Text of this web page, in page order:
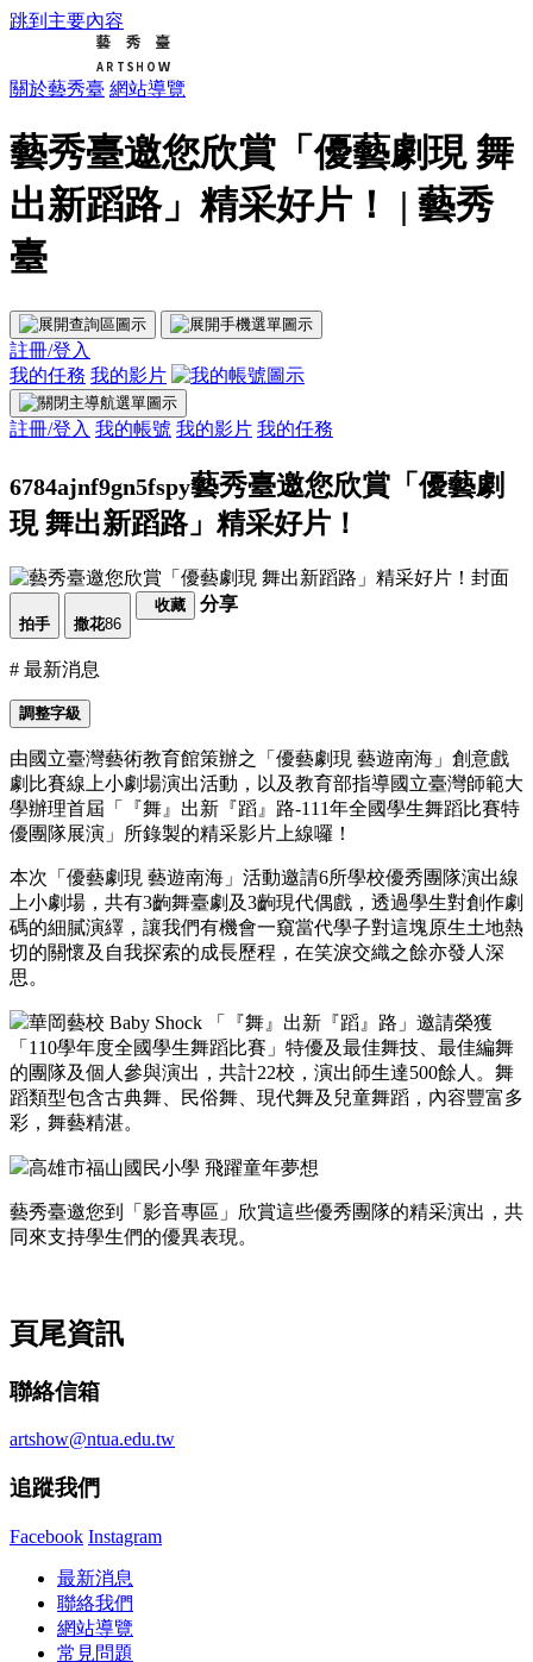
跳到主要內容
關於藝秀臺 網站導覽
藝秀臺邀您欣賞「優藝劇現 舞
出新蹈路」精采好片！ | 藝秀
臺
註冊/登入
我的任務 我的影片
註冊/登入 我的帳號 我的影片 我的任務
6784ajnf9gn5fspy藝秀臺邀您欣賞「優藝劇
現 舞出新蹈路」精采好片！
拍手 撒花86
收藏 分享
# 最新消息
調整字級
由國立臺灣藝術教育館策辦之「優藝劇現 藝遊南海」創意戲
劇比賽線上小劇場演出活動，以及教育部指導國立臺灣師範大
學辦理首屆「『舞』出新『蹈』路-111年全國學生舞蹈比賽特
優團隊展演」所錄製的精采影片上線囉！
本次「優藝劇現 藝遊南海」活動邀請6所學校優秀團隊演出線
上小劇場，共有3齣舞臺劇及3齣現代偶戲，透過學生對創作劇
碼的細膩演繹，讓我們有機會一窺當代學子對這塊原生土地熱
切的關懷及自我探索的成長歷程，在笑淚交織之餘亦發人深
思。
華岡藝校 Baby Shock
「『舞』出新『蹈』路」邀請榮獲
「110學年度全國學生舞蹈比賽」特優及最佳舞技、最佳編舞
的團隊及個人參與演出，共計22校，演出師生達500餘人。舞
蹈類型包含古典舞、民俗舞、現代舞及兒童舞蹈，內容豐富多
彩，舞藝精湛。
高雄市福山國民小學 飛躍童年夢想
藝秀臺邀您到「影音專區」欣賞這些優秀團隊的精采演出，共
同來支持學生們的優異表現。
頁尾資訊
聯絡信箱
artshow@ntua.edu.tw
追蹤我們
Facebook Instagram
最新消息
聯絡我們
網站導覽
常見問題